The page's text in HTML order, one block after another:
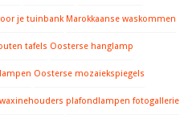
je tuinbank Marokkaanse waskommen
tafels Oosterse hanglamp
Oosterse mozaiekspiegels
plafondlampen fotogallerie